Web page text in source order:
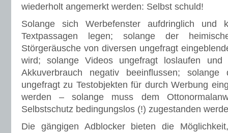
wiederholt angemerkt werden: Selbst schuld!
Solange sich Werbefenster aufdringlich und
Textpassagen legen; solange der
Störgeräusche von diversen ungefragt
wird; solange Videos ungefragt loslaufen
Akkuverbrauch negativ beeinflussen; solange
ungefragt zu Testobjekten für durch Werbung
werden – solange muss dem
Selbstschutz bedingungslos (!) zugestanden
Die gängigen Adblocker bieten die